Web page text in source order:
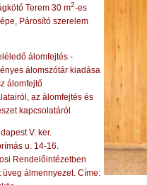
Terem 30 m2-es
Párosító szerelem
álomfejtés -
álomszótár kiadása
álomfejtő
az álomfejtés és
kapcsolatáról
V. ker.
u. 14-16.
Rendelőintézetben
üveg álmennyezet. Címe: